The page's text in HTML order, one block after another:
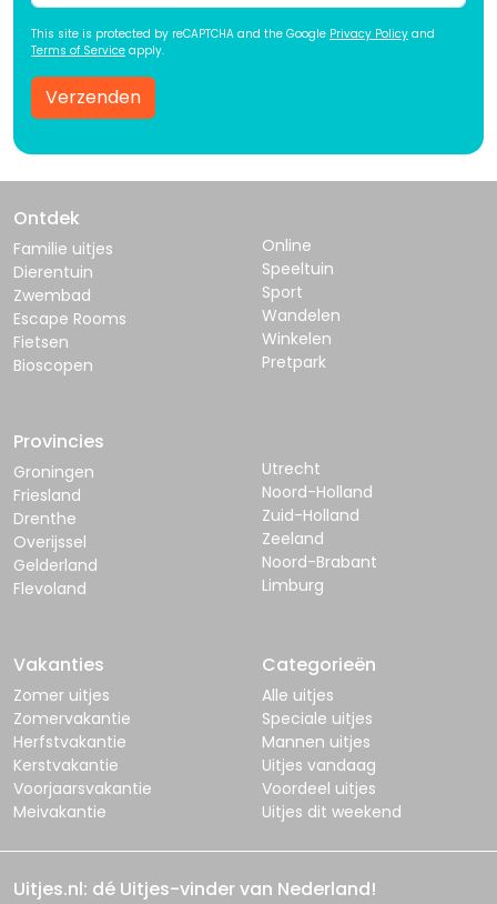
This site is protected by reCAPTCHA and the Google Privacy Policy and
Terms of Service apply.
Verzenden
Ontdek
Familie uitjes
Dierentuin
Zwembad
Escape Rooms
Fietsen
Bioscopen
Online
Speeltuin
Sport
Wandelen
Winkelen
Pretpark
Provincies
Groningen
Friesland
Drenthe
Overijssel
Gelderland
Flevoland
Utrecht
Noord-Holland
Zuid-Holland
Zeeland
Noord-Brabant
Limburg
Vakanties
Zomer uitjes
Zomervakantie
Herfstvakantie
Kerstvakantie
Voorjaarsvakantie
Meivakantie
Categorieën
Alle uitjes
Speciale uitjes
Mannen uitjes
Uitjes vandaag
Voordeel uitjes
Uitjes dit weekend
Uitjes.nl: dé Uitjes-vinder van Nederland!